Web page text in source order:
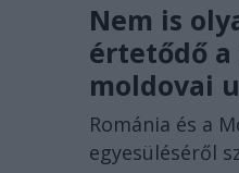
Nem is
értetődő a
moldovai
Románia és a
egyesüléséről